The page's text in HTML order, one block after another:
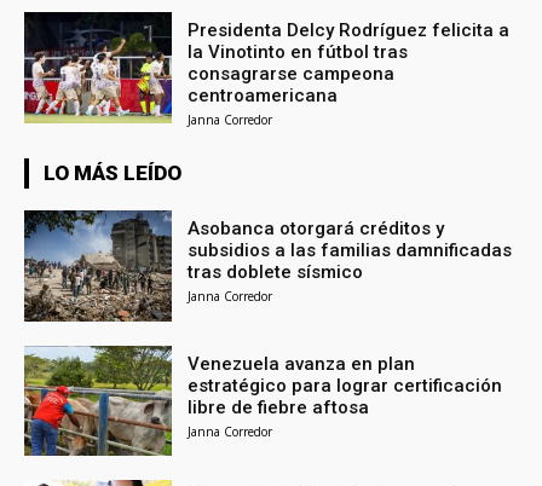
Presidenta Delcy Rodríguez felicita a
la Vinotinto en fútbol tras
consagrarse campeona
centroamericana
Janna Corredor
LO MÁS LEÍDO
Asobanca otorgará créditos y
subsidios a las familias damnificadas
tras doblete sísmico
Janna Corredor
Venezuela avanza en plan
estratégico para lograr certificación
libre de fiebre aftosa
Janna Corredor